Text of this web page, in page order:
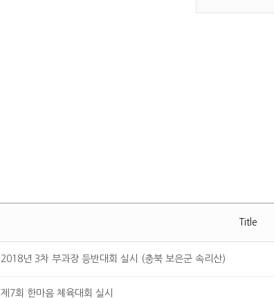
Title
2018년 3차 부과장 등반대회 실시 (충북 보은군 속리산)
제7회 한마음 체육대회 실시